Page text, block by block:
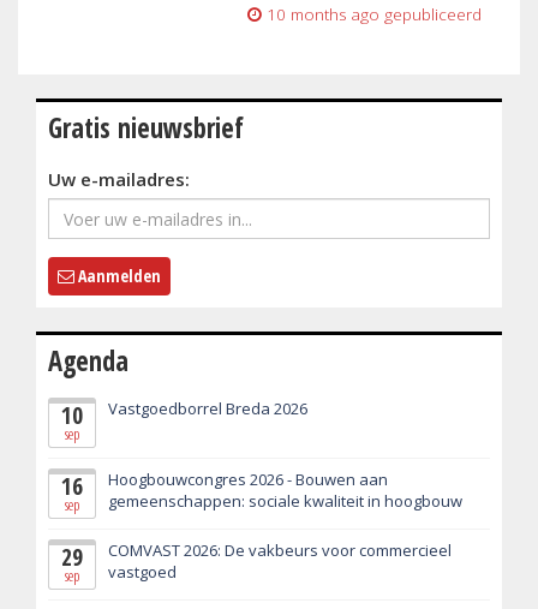
10 months ago gepubliceerd
Gratis nieuwsbrief
Uw e-mailadres:
Aanmelden
Agenda
10
sep
Vastgoedborrel Breda 2026
16
sep
Hoogbouwcongres 2026 - Bouwen aan
gemeenschappen: sociale kwaliteit in hoogbouw
29
sep
COMVAST 2026: De vakbeurs voor commercieel
vastgoed